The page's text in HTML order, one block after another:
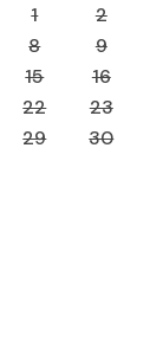
1
2
8
9
15
16
22
23
29
30